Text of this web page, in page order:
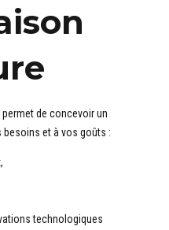
de concevoir un
besoins et à vos goûts :
technologiques